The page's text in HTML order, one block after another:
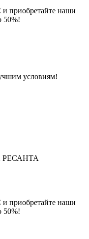
приобретайте наши
50%!
условиям!
РЕСАНТА
приобретайте наши
50%!